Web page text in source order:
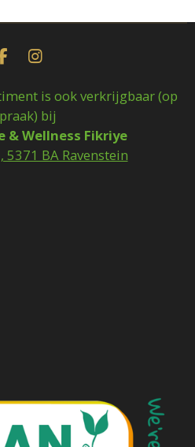
F
c
e
b
o
o
k
I
s
t
a
g
r
a
is ook verkrijgbaar (op
bij
& Wellness Fikriye
BA Ravenstein